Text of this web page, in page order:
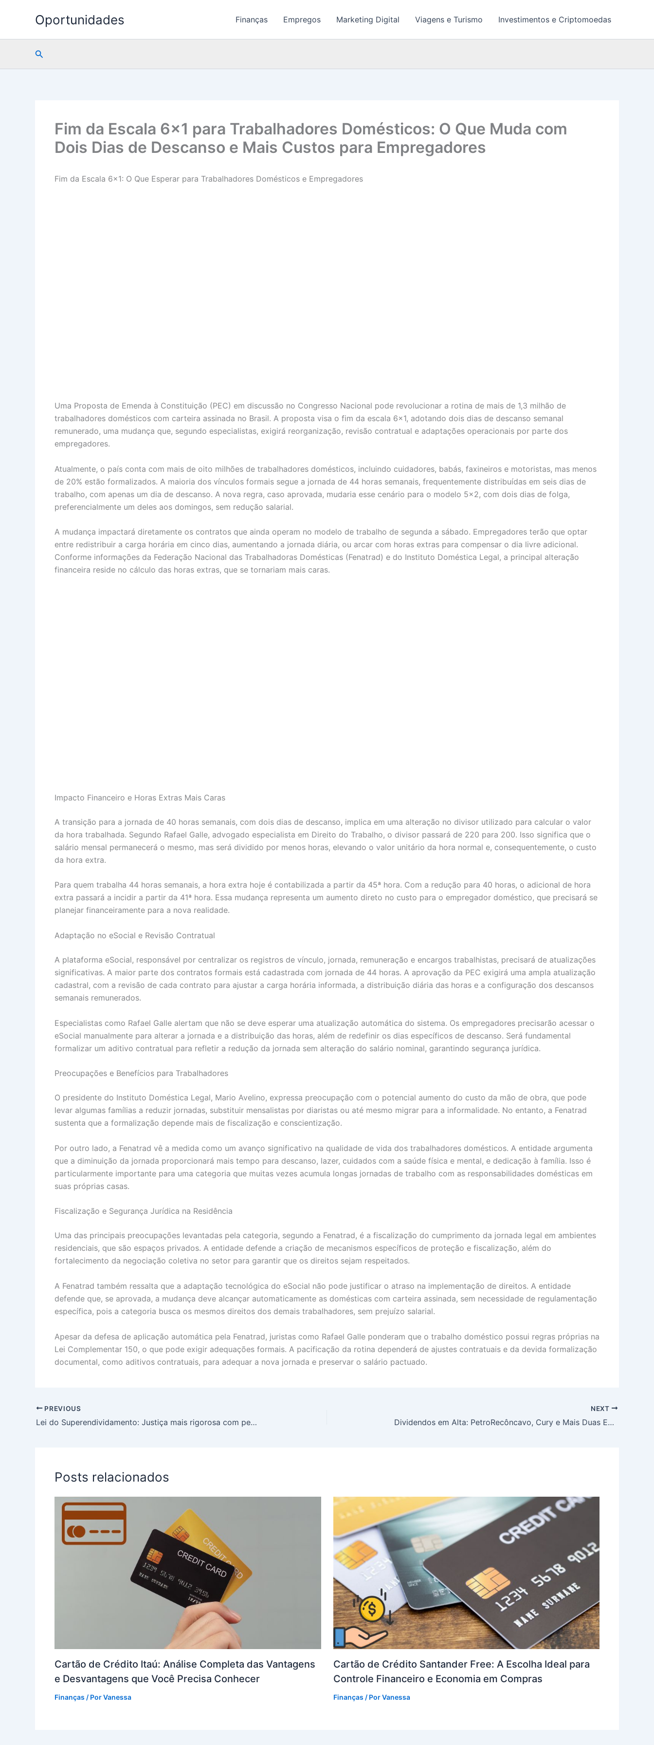
Oportunidades Finanças Empregos Marketing Digital Viagens e Turismo Investimentos e Criptomoedas
Pesquisar
Fim da Escala 6×1 para Trabalhadores Domésticos: O Que Muda com
Dois Dias de Descanso e Mais Custos para Empregadores
Fim da Escala 6×1: O Que Esperar para Trabalhadores Domésticos e Empregadores
Uma Proposta de Emenda à Constituição (PEC) em discussão no Congresso Nacional pode revolucionar a rotina de mais de 1,3 milhão de
trabalhadores domésticos com carteira assinada no Brasil. A proposta visa o fim da escala 6×1, adotando dois dias de descanso semanal
remunerado, uma mudança que, segundo especialistas, exigirá reorganização, revisão contratual e adaptações operacionais por parte dos
empregadores.
Atualmente, o país conta com mais de oito milhões de trabalhadores domésticos, incluindo cuidadores, babás, faxineiros e motoristas, mas menos
de 20% estão formalizados. A maioria dos vínculos formais segue a jornada de 44 horas semanais, frequentemente distribuídas em seis dias de
trabalho, com apenas um dia de descanso. A nova regra, caso aprovada, mudaria esse cenário para o modelo 5×2, com dois dias de folga,
preferencialmente um deles aos domingos, sem redução salarial.
A mudança impactará diretamente os contratos que ainda operam no modelo de trabalho de segunda a sábado. Empregadores terão que optar
entre redistribuir a carga horária em cinco dias, aumentando a jornada diária, ou arcar com horas extras para compensar o dia livre adicional.
Conforme informações da Federação Nacional das Trabalhadoras Domésticas (Fenatrad) e do Instituto Doméstica Legal, a principal alteração
financeira reside no cálculo das horas extras, que se tornariam mais caras.
Impacto Financeiro e Horas Extras Mais Caras
A transição para a jornada de 40 horas semanais, com dois dias de descanso, implica em uma alteração no divisor utilizado para calcular o valor
da hora trabalhada. Segundo Rafael Galle, advogado especialista em Direito do Trabalho, o divisor passará de 220 para 200. Isso significa que o
salário mensal permanecerá o mesmo, mas será dividido por menos horas, elevando o valor unitário da hora normal e, consequentemente, o custo
da hora extra.
Para quem trabalha 44 horas semanais, a hora extra hoje é contabilizada a partir da 45ª hora. Com a redução para 40 horas, o adicional de hora
extra passará a incidir a partir da 41ª hora. Essa mudança representa um aumento direto no custo para o empregador doméstico, que precisará se
planejar financeiramente para a nova realidade.
Adaptação no eSocial e Revisão Contratual
A plataforma eSocial, responsável por centralizar os registros de vínculo, jornada, remuneração e encargos trabalhistas, precisará de atualizações
significativas. A maior parte dos contratos formais está cadastrada com jornada de 44 horas. A aprovação da PEC exigirá uma ampla atualização
cadastral, com a revisão de cada contrato para ajustar a carga horária informada, a distribuição diária das horas e a configuração dos descansos
semanais remunerados.
Especialistas como Rafael Galle alertam que não se deve esperar uma atualização automática do sistema. Os empregadores precisarão acessar o
eSocial manualmente para alterar a jornada e a distribuição das horas, além de redefinir os dias específicos de descanso. Será fundamental
formalizar um aditivo contratual para refletir a redução da jornada sem alteração do salário nominal, garantindo segurança jurídica.
Preocupações e Benefícios para Trabalhadores
O presidente do Instituto Doméstica Legal, Mario Avelino, expressa preocupação com o potencial aumento do custo da mão de obra, que pode
levar algumas famílias a reduzir jornadas, substituir mensalistas por diaristas ou até mesmo migrar para a informalidade. No entanto, a Fenatrad
sustenta que a formalização depende mais de fiscalização e conscientização.
Por outro lado, a Fenatrad vê a medida como um avanço significativo na qualidade de vida dos trabalhadores domésticos. A entidade argumenta
que a diminuição da jornada proporcionará mais tempo para descanso, lazer, cuidados com a saúde física e mental, e dedicação à família. Isso é
particularmente importante para uma categoria que muitas vezes acumula longas jornadas de trabalho com as responsabilidades domésticas em
suas próprias casas.
Fiscalização e Segurança Jurídica na Residência
Uma das principais preocupações levantadas pela categoria, segundo a Fenatrad, é a fiscalização do cumprimento da jornada legal em ambientes
residenciais, que são espaços privados. A entidade defende a criação de mecanismos específicos de proteção e fiscalização, além do
fortalecimento da negociação coletiva no setor para garantir que os direitos sejam respeitados.
A Fenatrad também ressalta que a adaptação tecnológica do eSocial não pode justificar o atraso na implementação de direitos. A entidade
defende que, se aprovada, a mudança deve alcançar automaticamente as domésticas com carteira assinada, sem necessidade de regulamentação
específica, pois a categoria busca os mesmos direitos dos demais trabalhadores, sem prejuízo salarial.
Apesar da defesa de aplicação automática pela Fenatrad, juristas como Rafael Galle ponderam que o trabalho doméstico possui regras próprias na
Lei Complementar 150, o que pode exigir adequações formais. A pacificação da rotina dependerá de ajustes contratuais e da devida formalização
documental, como aditivos contratuais, para adequar a nova jornada e preservar o salário pactuado.
PREVIOUS
Lei do Superendividamento: Justiça mais rigorosa com pedidos de perdão de dívidas e mais de 100 mil ações em 2 anos
NEXT
Dividendos em Alta: PetroRecôncavo, Cury e Mais Duas Empresas Distribuem Lucros Hoje; Veja os Valores Exatos e Datas de Pagamento
Posts relacionados
Cartão de Crédito Itaú: Análise Completa das Vantagens
e Desvantagens que Você Precisa Conhecer
Finanças / PorVanessa
Cartão de Crédito Santander Free: A Escolha Ideal para
Controle Financeiro e Economia em Compras
Finanças / PorVanessa